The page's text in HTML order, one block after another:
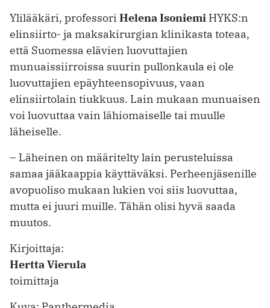
Ylilääkäri, professori Helena Isoniemi HYKS:n
elinsiirto- ja maksakirurgian klinikasta toteaa,
että Suomessa elävien luovuttajien
munuaissiirroissa suurin pullonkaula ei ole
luovuttajien epäyhteensopivuus, vaan
elinsiirtolain tiukkuus. Lain mukaan munuaisen
voi luovuttaa vain lähiomaiselle tai muulle
läheiselle.
– Läheinen on määritelty lain perusteluissa
samaa jääkaappia käyttäväksi. Perheenjäsenille
avopuoliso mukaan lukien voi siis luovuttaa,
mutta ei juuri muille. Tähän olisi hyvä saada
muutos.
Kirjoittaja:
Hertta Vierula
toimittaja